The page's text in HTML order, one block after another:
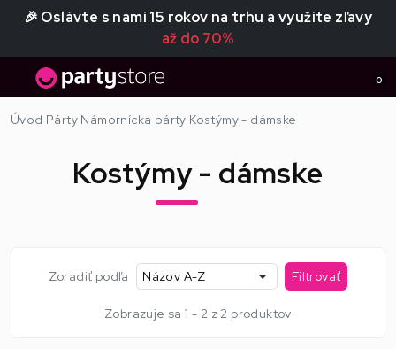
🎉 Oslávte s nami 15 rokov na trhu a využite zľavy
až do 70%
0
Úvod Párty Námornícka párty Kostýmy - dámske
Kostýmy - dámske
Zoradiť podľa Názov A-Z Filtrovať
Zobrazuje sa 1 - 2 z 2 produktov